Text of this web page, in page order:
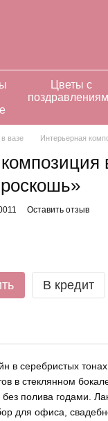
Цветы с
вазе Интерьерная
Оставить отзыв
В кредит
в серебристых
в стеклянном
без полива годами.
для офиса,